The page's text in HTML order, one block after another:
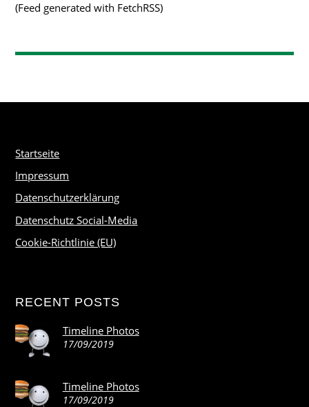
(Feed generated with FetchRSS)
Startseite
Impressum
Datenschutzerklärung
Datenschutz Social-Media
Cookie-Richtlinie (EU)
RECENT POSTS
Timeline Photos
17/09/2019
Timeline Photos
17/09/2019